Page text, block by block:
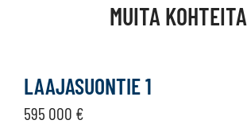
MUITA KOHTEITA
LAAJASUONTIE 1
595 000 €